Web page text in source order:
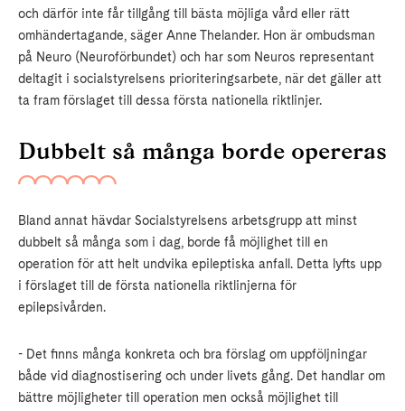
och därför inte får tillgång till bästa möjliga vård eller rätt
omhändertagande, säger Anne Thelander. Hon är ombudsman
på Neuro (Neuroförbundet) och har som Neuros representant
deltagit i socialstyrelsens prioriteringsarbete, när det gäller att
ta fram förslaget till dessa första nationella riktlinjer.
Dubbelt så många borde opereras
Bland annat hävdar Socialstyrelsens arbetsgrupp att minst
dubbelt så många som i dag, borde få möjlighet till en
operation för att helt undvika epileptiska anfall. Detta lyfts upp
i förslaget till de första nationella riktlinjerna för
epilepsivården.
- Det finns många konkreta och bra förslag om uppföljningar
både vid diagnostisering och under livets gång. Det handlar om
bättre möjligheter till operation men också möjlighet till